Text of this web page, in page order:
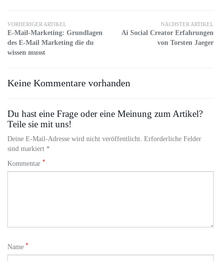
VORHERIGER ARTIKEL
E-Mail-Marketing: Grundlagen
des E-Mail Marketing die du
wissen musst
NÄCHSTER ARTIKEL
Ai Social Creator Erfahrungen
von Torsten Jaeger
Keine Kommentare vorhanden
Du hast eine Frage oder eine Meinung zum Artikel?
Teile sie mit uns!
Deine E-Mail-Adresse wird nicht veröffentlicht. Erforderliche Felder
sind markiert *
Kommentar *
Name *